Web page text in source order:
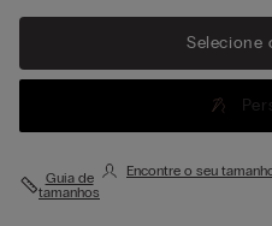
Selecione
Guia de
tamanhos
Encontre o seu